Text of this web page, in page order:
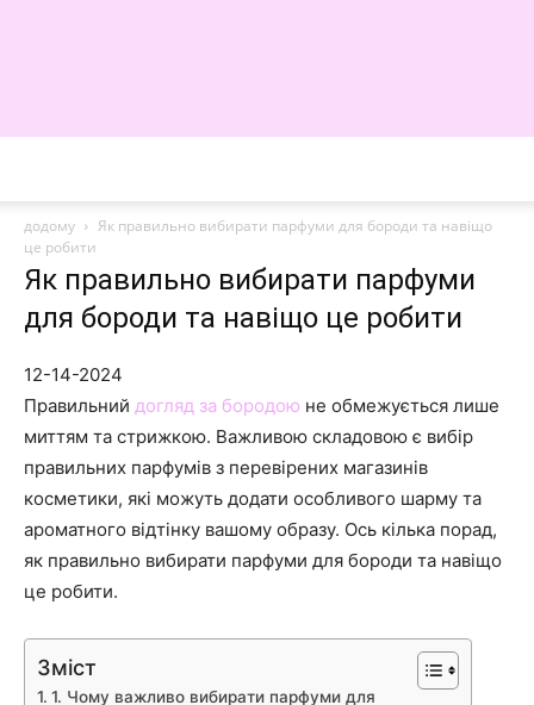
додому
Як правильно вибирати парфуми для бороди та навіщо
це робити
Як правильно вибирати парфуми
для бороди та навіщо це робити
12-14-2024
Правильний догляд за бородою не обмежується лише
миттям та стрижкою. Важливою складовою є вибір
правильних парфумів з перевірених магазинів
косметики, які можуть додати особливого шарму та
ароматного відтінку вашому образу. Ось кілька порад,
як правильно вибирати парфуми для бороди та навіщо
це робити.
Зміст
1. Чому важливо вибирати парфуми для